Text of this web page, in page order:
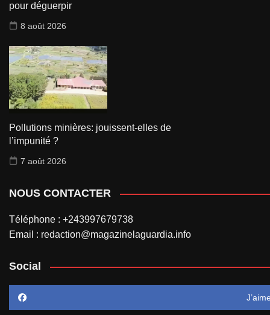
pour déguerpir
8 août 2026
Pollutions minières: jouissent-elles de
l’impunité ?
7 août 2026
NOUS CONTACTER
Téléphone : +243997679738
Email : redaction@magazinelaguardia.info
Social